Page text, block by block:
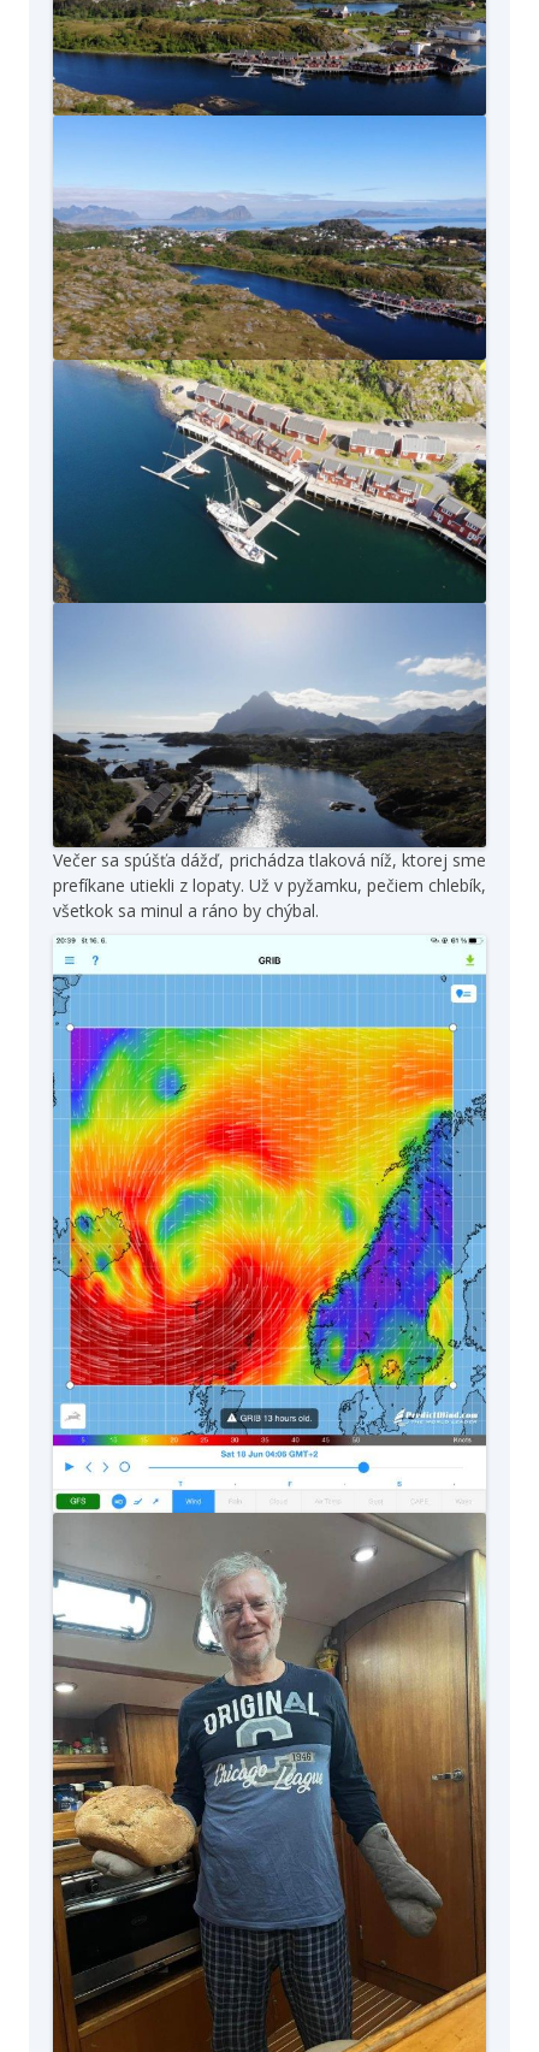
Večer sa spúšťa dážď, prichádza tlaková níž, ktorej sme
prefíkane utiekli z lopaty. Už v pyžamku, pečiem chlebík,
všetkok sa minul a ráno by chýbal.